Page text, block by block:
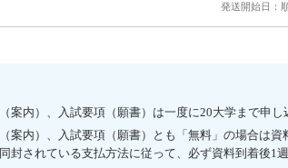
発送開始日：
案内）、入試要項（願書）は一度に20大学まで申し
案内）、入試要項（願書）とも「無料」の場合は
封されている支払方法に従って、必ず資料到着後1